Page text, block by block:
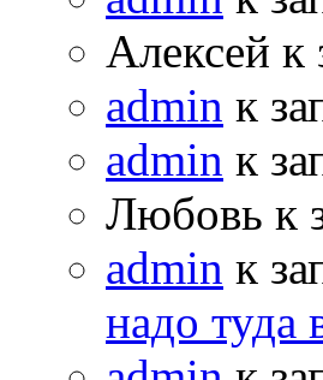
Алексей к
admin к
admin к
Любовь к
admin к
надо туда